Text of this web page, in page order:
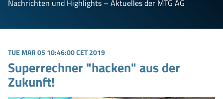
Nachrichten und Highlights – Aktuelles der MTG AG
TUE MAR 05 10:46:00 CET 2019
Superrechner "hacken" aus der
Zukunft!